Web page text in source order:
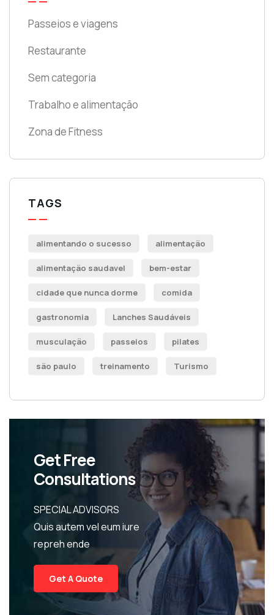
Passeios e viagens
Restaurante
Sem categoria
Trabalho e alimentação
Zona de Fitness
TAGS
alimentando o sucesso alimentação
alimentação saudavel bem-estar
cidade que nunca dorme comida
gastronomia Lanches Saudáveis
musculação passeios pilates
são paulo treinamento Turismo
Get Free
Consultations
SPECIAL ADVISORS
Quis autem vel eum iure
repreh ende
Get A Quote